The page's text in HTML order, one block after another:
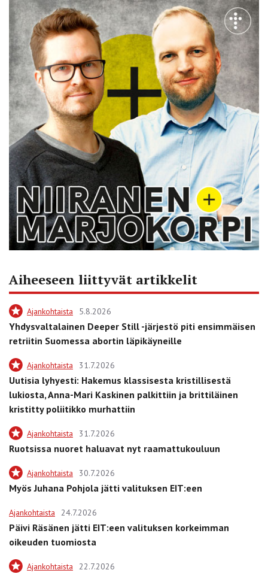
Aiheeseen liittyvät artikkelit
Ajankohtaista 5.8.2026
Yhdysvaltalainen Deeper Still -järjestö piti ensimmäisen
retriitin Suomessa abortin läpikäyneille
Ajankohtaista 31.7.2026
Uutisia lyhyesti: Hakemus klassisesta kristillisestä
lukiosta, Anna-Mari Kaskinen palkittiin ja brittiläinen
kristitty poliitikko murhattiin
Ajankohtaista 31.7.2026
Ruotsissa nuoret haluavat nyt raamattukouluun
Ajankohtaista 30.7.2026
Myös Juhana Pohjola jätti valituksen EIT:een
Ajankohtaista 24.7.2026
Päivi Räsänen jätti EIT:een valituksen korkeimman
oikeuden tuomiosta
Ajankohtaista 22.7.2026